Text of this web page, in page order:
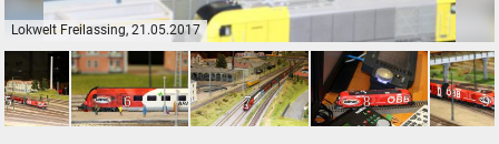
Lokwelt Freilassing, 21.05.2017
Lokwelt Freilassing, 21.05.2017
5 6 7 8 9